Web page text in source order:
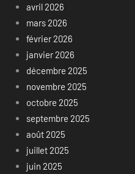
avril 2026
mars 2026
février 2026
janvier 2026
décembre 2025
novembre 2025
octobre 2025
septembre 2025
août 2025
juillet 2025
juin 2025